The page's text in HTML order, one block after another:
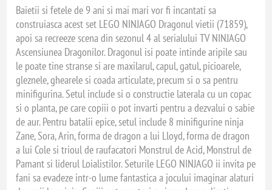
Baietii si fetele de 9 ani si mai mari vor fi incantati sa
construiasca acest set LEGO NINJAGO Dragonul vietii (71859),
apoi sa recreeze scena din sezonul 4 al serialului TV NINJAGO
Ascensiunea Dragonilor. Dragonul isi poate intinde aripile sau
le poate tine stranse si are maxilarul, capul, gatul, picioarele,
gleznele, ghearele si coada articulate, precum si o sa pentru
minifigurina. Setul include si o constructie laterala cu un copac
si o planta, pe care copiii o pot invarti pentru a dezvalui o sabie
de aur. Pentru batalii epice, setul include 8 minifigurine ninja
Zane, Sora, Arin, forma de dragon a lui Lloyd, forma de dragon
a lui Cole si trioul de raufacatori Monstrul de Acid, Monstrul de
Pamant si liderul Loialistilor. Seturile LEGO NINJAGO ii invita pe
fani sa evadeze intr-o lume fantastica a jocului imaginar alaturi